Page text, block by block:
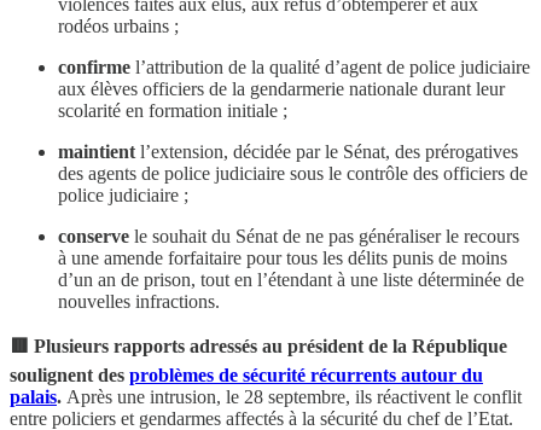
rodéos urbains ;
confirme l’attribution de la qualité d’agent de police judiciaire
aux élèves officiers de la gendarmerie nationale durant leur
scolarité en formation initiale ;
maintient l’extension, décidée par le Sénat, des prérogatives
des agents de police judiciaire sous le contrôle des officiers de
police judiciaire ;
conserve le souhait du Sénat de ne pas généraliser le recours
à une amende forfaitaire pour tous les délits punis de moins
d’un an de prison, tout en l’étendant à une liste déterminée de
nouvelles infractions.
🟥 Plusieurs rapports adressés au président de la République
soulignent des problèmes de sécurité récurrents autour du
palais. Après une intrusion, le 28 septembre, ils réactivent le conflit
entre policiers et gendarmes affectés à la sécurité du chef de l’Etat.